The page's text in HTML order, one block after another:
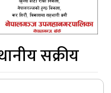
सक्रीय